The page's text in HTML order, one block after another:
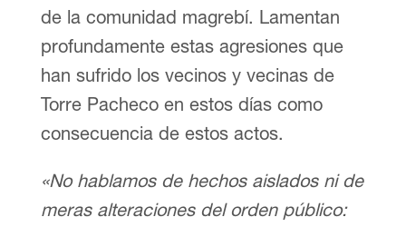
de la comunidad magrebí. Lamentan
profundamente estas agresiones que
han sufrido los vecinos y vecinas de
Torre Pacheco en estos días como
consecuencia de estos actos.
«No hablamos de hechos aislados ni de
meras alteraciones del orden público: